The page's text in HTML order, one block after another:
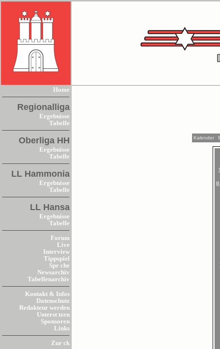
Home
Regionalliga
Ergebnisse
Tabelle
Oberliga HH
Ergebnisse
Tabelle
LL Hammonia
Ergebnisse
Tabelle
LL Hansa
Ergebnisse
Tabelle
Forum
Live
Interview
Tippspiel
Spr che
Newsarchiv
Tabellenarchiv
Kontakt & Infos
Datenschutz
Redakteur werden
Unterst tzen
Sponsoren
Links
Zur ck
Kalender